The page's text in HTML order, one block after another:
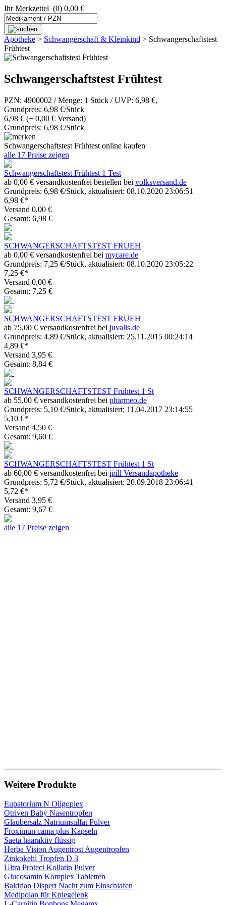
Ihr Merkzettel (0) 0,00 €
Apotheke > Schwangerschaft & Kleinkind > Schwangerschaftstest
Frühtest
Schwangerschaftstest Frühtest
PZN: 4900002 / Menge: 1 Stück / UVP: 6,98 €,
Grundpreis: 6,98 €/Stück
6,98 € (+ 0,00 € Versand)
Grundpreis: 6,98 €/Stück
Schwangerschaftstest Frühtest online kaufen
alle 17 Preise zeigen
Schwangerschaftstest Frühtest 1 Test
ab 0,00 € versandkostenfrei bestellen bei volksversand.de
Grundpreis: 6,98 €/Stück, aktualisiert: 08.10.2020 23:06:51
6,98 €*
Versand 0,00 €
Gesamt: 6,98 €
SCHWANGERSCHAFTSTEST FRUEH
ab 0,00 € versandkostenfrei bei mycare.de
Grundpreis: 7,25 €/Stück, aktualisiert: 08.10.2020 23:05:22
7,25 €*
Versand 0,00 €
Gesamt: 7,25 €
SCHWANGERSCHAFTSTEST FRUEH
ab 75,00 € versandkostenfrei bei juvalis.de
Grundpreis: 4,89 €/Stück, aktualisiert: 25.11.2015 00:24:14
4,89 €*
Versand 3,95 €
Gesamt: 8,84 €
SCHWANGERSCHAFTSTEST Frühtest 1 St
ab 55,00 € versandkostenfrei bei pharmeo.de
Grundpreis: 5,10 €/Stück, aktualisiert: 11.04.2017 23:14:55
5,10 €*
Versand 4,50 €
Gesamt: 9,60 €
SCHWANGERSCHAFTSTEST Frühtest 1 St
ab 60,00 € versandkostenfrei bei ipill Versandapotheke
Grundpreis: 5,72 €/Stück, aktualisiert: 20.09.2018 23:06:41
5,72 €*
Versand 3,95 €
Gesamt: 9,67 €
alle 17 Preise zeigen
Weitere Produkte
Eupatorium N Oligoplex
Otriven Baby Nasentropfen
Glaubersalz Natriumsulfat Pulver
Froximun cama plus Kapseln
Saeta haaraktiv flüssig
Herba Vision Augentrost Augentropfen
Zinkokehl Tropfen D 3
Ultra Protect Kollatin Pulver
Glucosamin Komplex Tabletten
Baldrian Dispert Nacht zum Einschlafen
Medipolan für Kniegelenk